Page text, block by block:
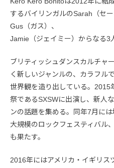
するバイリンガルのSarah（セ
Gus（ガス）、
Jamie（ジェイミー）からなる3
ブリティッシュダンスカルチャ
く新しいジャンルの、カラフル
世界観を造り出している。2015
祭であるSXSWに出演し、新人
ンの話題を集める。同年7月に
大規模のロックフェスティバル
も果たす。
2016年にはアメリカ・イギリス